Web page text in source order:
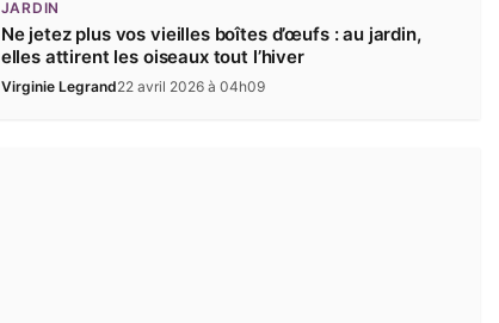
JARDIN
Ne jetez plus vos vieilles boîtes d’œufs : au jardin,
elles attirent les oiseaux tout l’hiver
Virginie Legrand22 avril 2026 à 04h09